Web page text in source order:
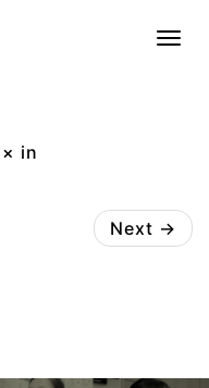
T
a
v
o
× in
Next →